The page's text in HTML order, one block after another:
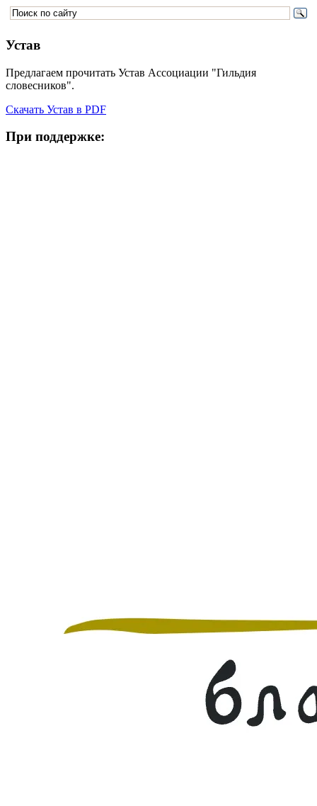
Устав
Предлагаем прочитать Устав Ассоциации "Гильдия
словесников".
Скачать Устав в PDF
При поддержке: